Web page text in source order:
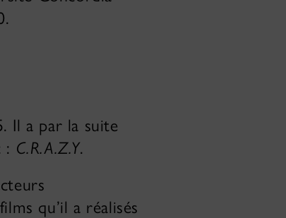
Il a par la suite
: C.R.A.Z.Y.
qu’il a réalisés